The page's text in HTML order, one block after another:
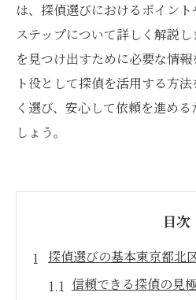
は、探偵選びにおけるポイン
ステップについて詳しく解説
を見つけ出すために必要な情
ト役として探偵を活用する方
く選び、安心して依頼を進め
しょう。
目次
探偵選びの基本東京都北
信頼できる探偵の見